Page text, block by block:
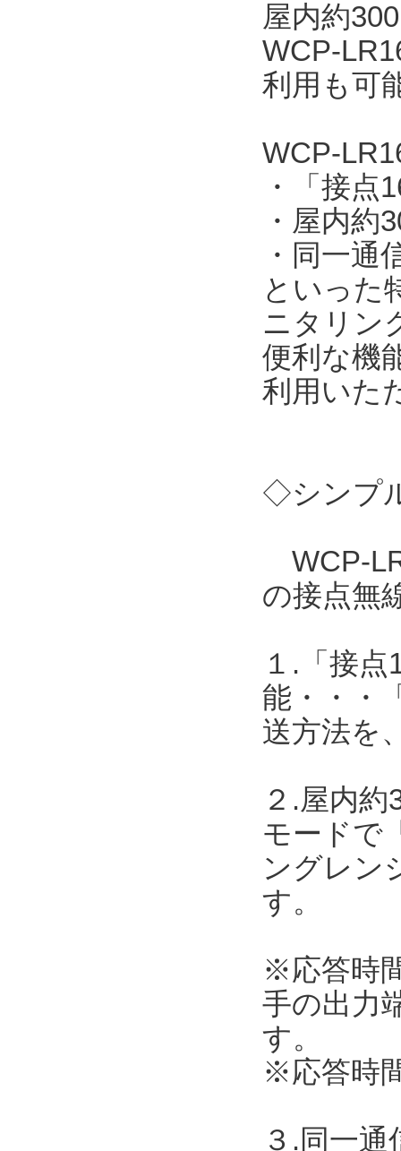
屋内約
WCP-
利用も可
WCP-
・「接点
・屋内約
・同一通
といった
ニタリン
便利な機
利用いた
◇シンプ
WCP-
の接点無
１.「接
能・・・
送方法を
２.屋内
モードで
ングレン
す。
※応答時
手の出力
す。
※応答時
３.同一